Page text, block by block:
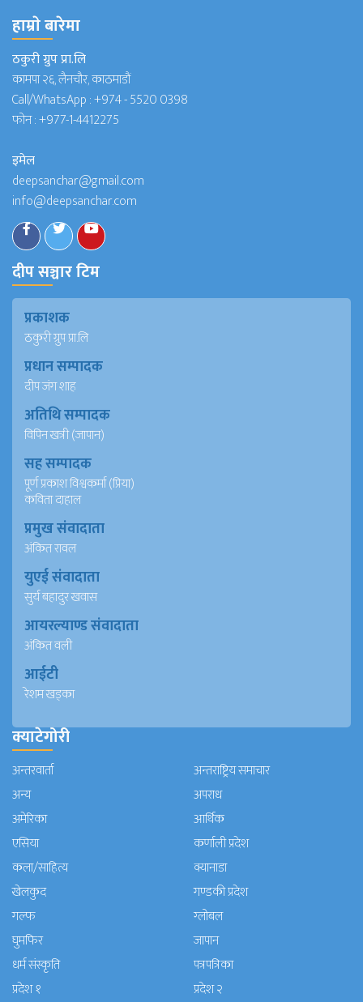
हाम्राे बारेमा
ठकुरी ग्रुप प्रा.लि
कामपा २६, लैनचौर, काठमाडौं
Call/WhatsApp :+974 - 5520 0398
फोन :+977-1-4412275
इमेल
deepsanchar@gmail.com
info@deepsanchar.com
दीप सञ्चार टिम
प्रकाशक
ठकुरी ग्रुप प्रा.लि
प्रधान सम्पादक
दीप जंग शाह
अतिथि सम्पादक
विपिन खत्री (जापान)
सह सम्पादक
पूर्ण प्रकाश विश्वकर्मा (प्रिया)
कविता दाहाल
प्रमुख संवादाता
अंकित रावल
युएई संवादाता
सुर्य बहादुर खवास
आयरल्याण्ड संवादाता
अंकित वली
आईटी
रेशम खड्का
क्याटेगोरी
अन्तरवार्ता
अन्तराष्ट्रिय समाचार
अन्य
अपराध
अमेरिका
आर्थिक
एसिया
कर्णाली प्रदेश
कला/साहित्य
क्यानाडा
खेलकुद
गण्डकी प्रदेश
गल्फ
ग्लोबल
घुमफिर
जापान
धर्म संस्कृति
पत्रपत्रिका
प्रदेश १
प्रदेश २